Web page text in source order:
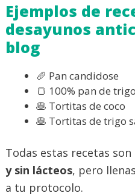
Ejemplos de
desayunos
blog
🥖 Pan candidose
🍞 100% pan de
🥞 Tortitas de coco
🥞 Tortitas de trigo
Todas estas recetas son
y sin lácteos, pero
a tu protocolo.